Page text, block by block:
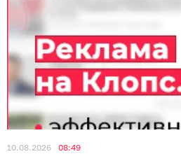
10.08.2026 08:49